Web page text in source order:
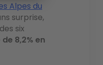
Alpes du
surprise,
six
8,2% en